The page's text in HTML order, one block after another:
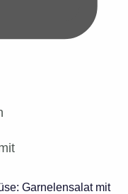
Garnelensalat mit